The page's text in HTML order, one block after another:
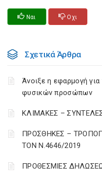
Ναι Οχι
Σχετικά Άρθρα
Άνοιξε η εφαρμογή
φυσικών προσώπων
ΚΛΙΜΑΚΕΣ –
ΠΡΟΣΘΗΚΕΣ –
ΤΟΝ Ν.4646/2019
ΠΡΟΘΕΣΜΙΕΣ